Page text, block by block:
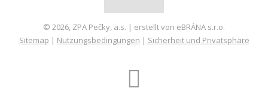
© 2026, ZPA Pečky, a.s. | erstellt von eBRÁNA s.r.o.
Sitemap | Nutzungsbedingungen | Sicherheit und Privatsphäre